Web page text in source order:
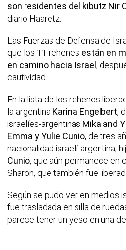
son residentes del kibutz Nir
diario Haaretz.
Las Fuerzas de Defensa de
que los 11 rehenes están en
en camino hacia Israel,
cautividad.
En la lista de los rehenes
la argentina Karina Engelbert,
israelíes-argentinas Mika and
Emma y Yulie Cunio, de tres
nacionalidad israelí-argentina,
Cunio, que aún permanece en
Sharon, que también fue
Según se pudo ver en medios
fue trasladada en silla de
parece tener un yeso en una